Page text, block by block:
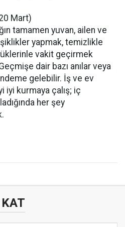
Mart)
tamamen yuvan, ailen ve
yapmak, temizlikle
vakit geçirmek
dair bazı anılar veya
gelebilir. İş ve ev
iyi kurmaya çalış; iç
her şey